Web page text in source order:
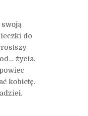
do
życia.
kobietę.